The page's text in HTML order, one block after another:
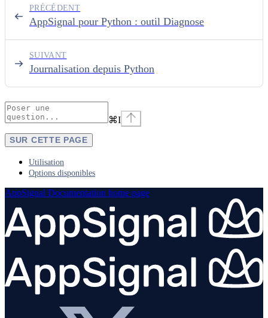
AppSignal pour Python : outil Diagnose
PRÉCÉDENT
Journalisation depuis Python
SUIVANT
⌘I
SUR CETTE PAGE
Utilisation
Options disponibles
AppSignal Documentation home page